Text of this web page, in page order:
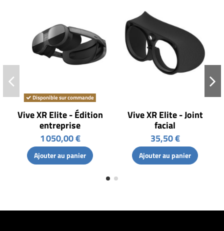
Disponible sur commande
Vive XR Elite - Édition
entreprise
1 050,00 €
Ajouter au panier
Vive XR Elite - Joint
facial
35,50 €
Ajouter au panier